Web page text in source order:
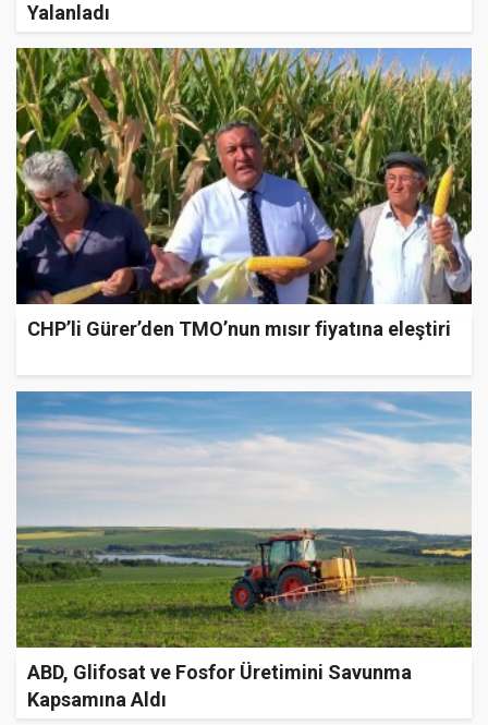
Yalanladı
CHP’li Gürer’den TMO’nun mısır fiyatına eleştiri
ABD, Glifosat ve Fosfor Üretimini Savunma
Kapsamına Aldı